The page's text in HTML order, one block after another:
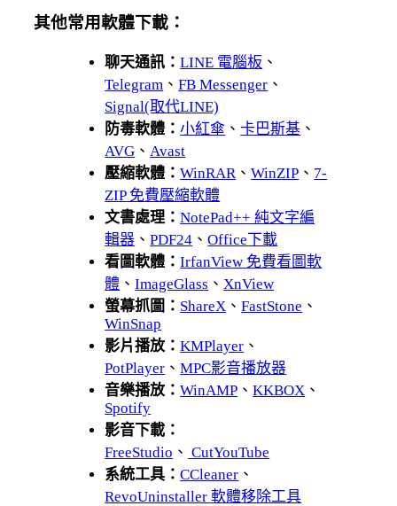
其他常用軟體下載：
聊天通訊：LINE 電腦板 、
Telegram 、FB Messenger 、
Signal(取代LINE)
防毒軟體：小紅傘 、卡巴斯基 、
AVG 、 Avast
壓縮軟體：WinRAR 、WinZIP 、 7-
ZIP 免費壓縮軟體
文書處理：NotePad++ 純文字編
輯器 、PDF24 、Office下載
看圖軟體：IrfanView 免費看圖軟
體 、ImageGlass 、 XnView
螢幕抓圖： ShareX 、FastStone 、
WinSnap
影片播放：KMPlayer 、
PotPlayer 、MPC影音播放器
音樂播放：WinAMP 、KKBOX 、
Spotify
影音下載：
FreeStudio 、 CutYouTube
系統工具：CCleaner 、
RevoUninstaller 軟體移除工具